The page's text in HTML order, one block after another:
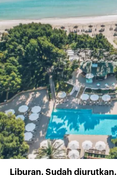
Liburan. Sudah diurutkan.